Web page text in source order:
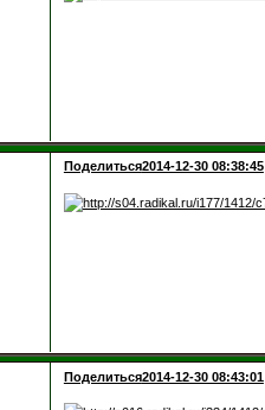
Поделиться2014-12-30 08:38:45
Поделиться2014-12-30 08:43:01